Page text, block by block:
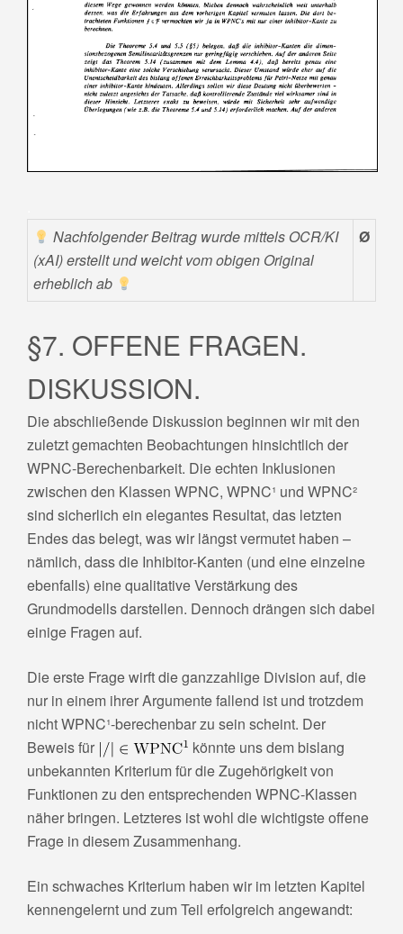
Nachfolgender Beitrag wurde mittels OCR/KI
(xAI) erstellt und weicht vom obigen Original
erheblich ab
Ø
§7. OFFENE FRAGEN.
DISKUSSION.
Die abschließende Diskussion beginnen wir mit den
zuletzt gemachten Beobachtungen hinsichtlich der
WPNC-Berechenbarkeit. Die echten Inklusionen
zwischen den Klassen WPNC, WPNC¹ und WPNC²
sind sicherlich ein elegantes Resultat, das letzten
Endes das belegt, was wir längst vermutet haben –
nämlich, dass die Inhibitor-Kanten (und eine einzelne
ebenfalls) eine qualitative Verstärkung des
Grundmodells darstellen. Dennoch drängen sich dabei
einige Fragen auf.
Die erste Frage wirft die ganzzahlige Division auf, die
nur in einem ihrer Argumente fallend ist und trotzdem
nicht WPNC¹-berechenbar zu sein scheint. Der
Beweis für
könnte uns dem bislang
unbekannten Kriterium für die Zugehörigkeit von
Funktionen zu den entsprechenden WPNC-Klassen
näher bringen. Letzteres ist wohl die wichtigste offene
Frage in diesem Zusammenhang.
Ein schwaches Kriterium haben wir im letzten Kapitel
kennengelernt und zum Teil erfolgreich angewandt: